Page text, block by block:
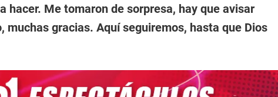
hacer. Me tomaron de sorpresa, hay que avisar
muchas gracias. Aquí seguiremos, hasta que Dios